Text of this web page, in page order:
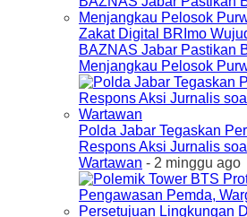
Zakat Digital BRImo
BAZNAS Jabar Pastikan
Menjangkau Pelosok
Polda Jabar Tegaskan
Respons Aksi Jurnalis
Wartawan - 2 minggu ago